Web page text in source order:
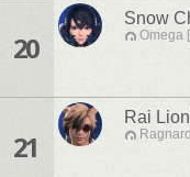
20
Snow
Omega
21
Rai